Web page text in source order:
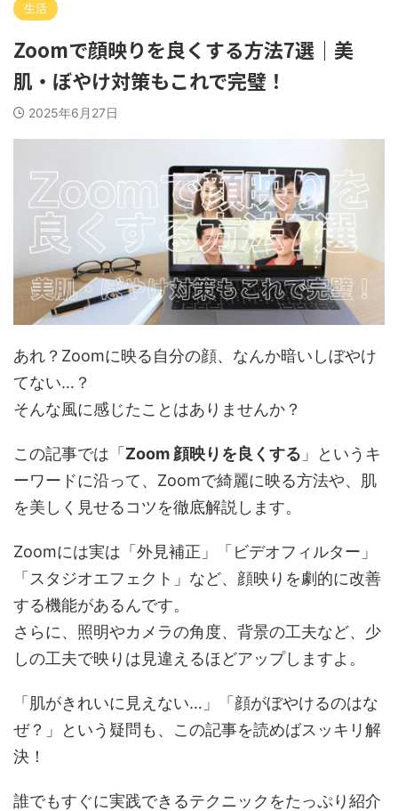
生活
Zoomで顔映りを良くする方法7選｜美
肌・ぼやけ対策もこれで完璧！
2025年6月27日
あれ？Zoomに映る自分の顔、なんか暗いしぼやけ
てない…？
そんな風に感じたことはありませんか？
この記事では「 Zoom 顔映りを良くする 」というキ
ーワードに沿って、Zoomで綺麗に映る方法や、肌
を美しく見せるコツを徹底解説します。
Zoomには実は「外見補正」「ビデオフィルター」
「スタジオエフェクト」など、顔映りを劇的に改善
する機能があるんです。
さらに、照明やカメラの角度、背景の工夫など、少
しの工夫で映りは見違えるほどアップしますよ。
「肌がきれいに見えない…」「顔がぼやけるのはな
ぜ？」という疑問も、この記事を読めばスッキリ解
決！
誰でもすぐに実践できるテクニックをたっぷり紹介